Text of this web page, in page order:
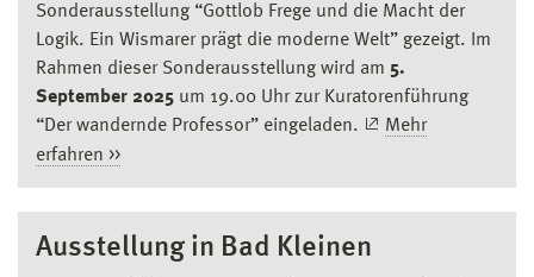
Sonderausstellung “Gottlob Frege und die Macht der
Logik. Ein Wismarer prägt die moderne Welt” gezeigt. Im
Rahmen dieser Sonderausstellung wird am 5.
September 2025 um 19.00 Uhr zur Kuratorenführung
“Der wandernde Professor” eingeladen.
Mehr
erfahren >>
Ausstellung in Bad Kleinen